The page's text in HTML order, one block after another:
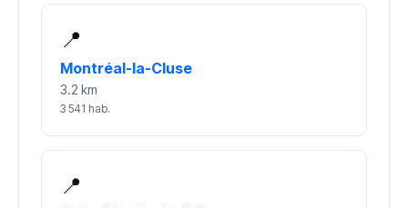
📍
Montréal-la-Cluse
3.2 km
3 541 hab.
📍